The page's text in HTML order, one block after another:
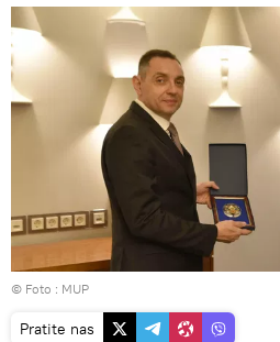
© Foto : MUP
Pratite nas